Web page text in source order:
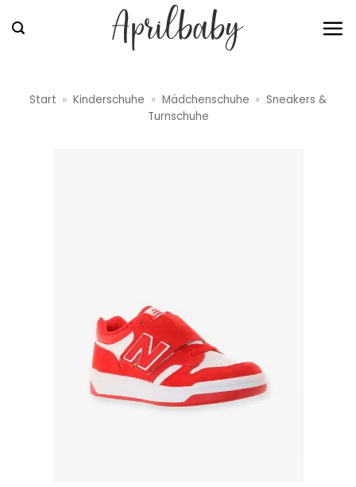
Inhalt
Start » Kinderschuhe » Mädchenschuhe » Sneakers &
Turnschuhe